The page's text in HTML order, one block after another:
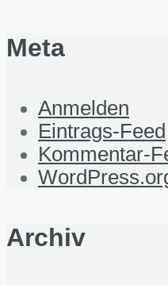
Meta
Anmelden
Eintrags-Feed
Kommentar-
Archiv